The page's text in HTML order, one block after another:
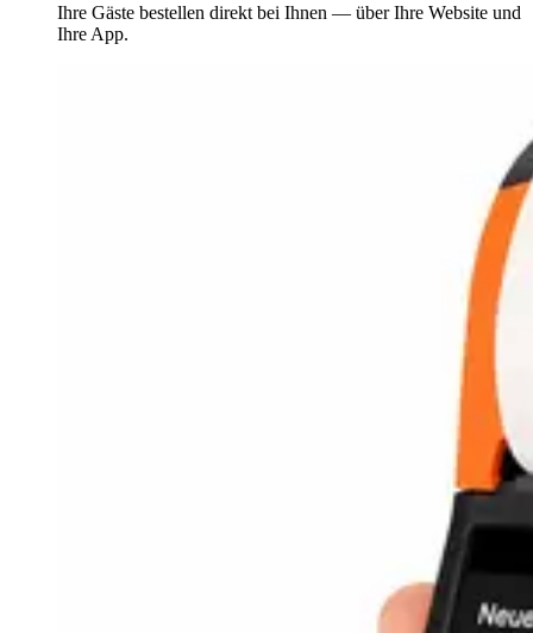
Ihre Gäste bestellen direkt bei Ihnen — über Ihre Website und
Ihre App.